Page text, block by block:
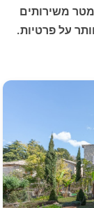
משירותים
על פרטיות.